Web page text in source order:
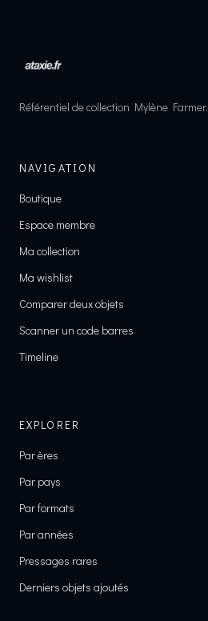
Référentiel de collection Mylène Farmer.
NAVIGATION
Boutique
Espace membre
Ma collection
Ma wishlist
Comparer deux objets
Scanner un code barres
Timeline
EXPLORER
Par ères
Par pays
Par formats
Par années
Pressages rares
Derniers objets ajoutés